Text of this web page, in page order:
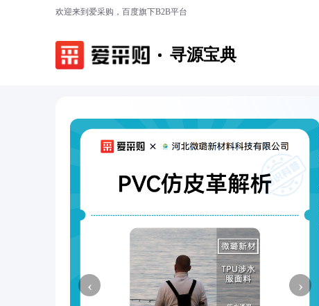
欢迎来到爱采购，百度旗下B2B平台
寻源宝典
‹ ›